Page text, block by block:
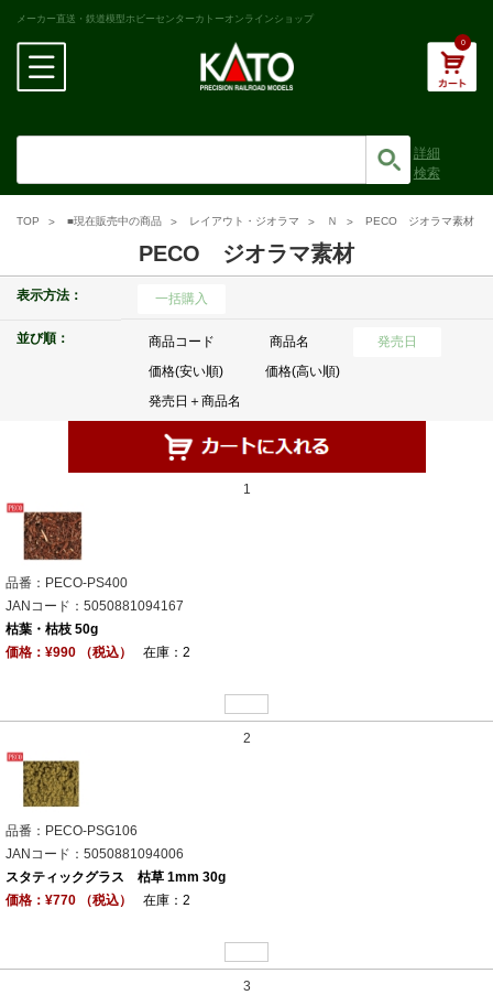
メーカー直送・鉄道模型ホビーセンターカトーオンラインショップ
0
詳細
検索
TOP ■現在販売中の商品 レイアウト・ジオラマ Ｎ PECO ジオラマ素材
PECO ジオラマ素材
表示方法： 一括購入
並び順： 商品コード 商品名
発売日
価格(安い順)
価格(高い順)
発売日＋商品名
1
品番：PECO-PS400
JANコード：5050881094167
枯葉・枯枝 50g
価格：¥990 （税込）
在庫：2
2
品番：PECO-PSG106
JANコード：5050881094006
スタティックグラス 枯草 1mm 30g
価格：¥770 （税込）
在庫：2
3